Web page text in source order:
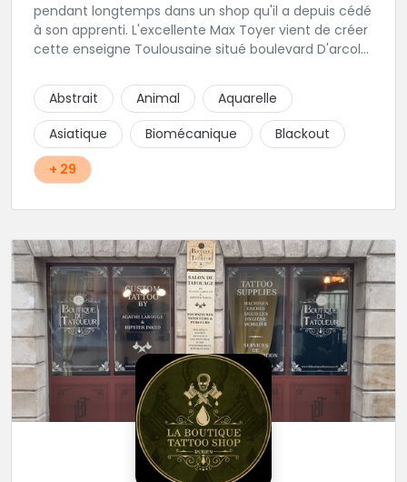
pendant longtemps dans un shop qu'il a depuis cédé
à son apprenti. L'excellente Max Toyer vient de créer
cette enseigne Toulousaine situé boulevard D'arcole.
propre et propose des tatouages flash ou des
créations uniques. Un studio à l'esprit sympathique
et bien à lui. On est sur une bonne nouvelle pour les
toulousains!
Abstrait Animal
Aquarelle
Asiatique
Biomécanique
Blackout
+ 29